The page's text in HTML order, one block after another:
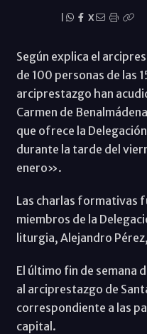
X
Según explica el
de 100 personas de las
arciprestazgo han
Carmen de
que ofrece la
durante la tarde del
enero».
Las charlas formativas
miembros de la
liturgia, Alejandro
El último fin de semana
al arciprestazgo de
correspondiente a las
capital.